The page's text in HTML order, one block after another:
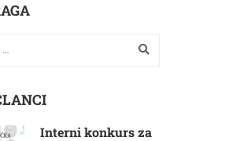
Interni konkurs za